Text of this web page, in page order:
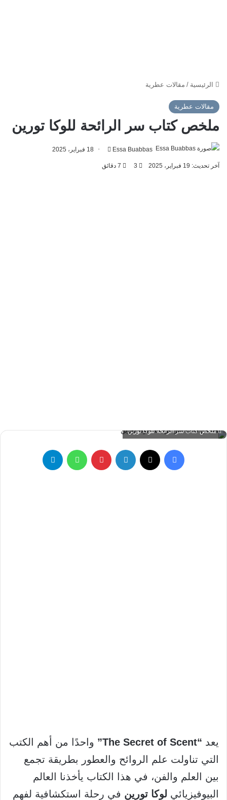
الرئيسية / مقالات عطرية
مقالات عطرية
ملخص كتاب سر الرائحة للوكا تورين
Essa Buabbas
أرسل 18 فبراير، 2025
آخر تحديث: 19 فبراير، 2025 3
ملخص كتاب سر الرائحة للوكا تورين
فيسبوك لينكدإن بينتيريست واتساب
يعد “The Secret of Scent”
واحدًا من أهم الكتب
التي تناولت علم الروائح والعطور بطريقة تجمع
بين العلم والفن، في هذا الكتاب يأخذنا العالم
البيوفيزيائي لوكا تورين في رحلة استكشافية لفهم